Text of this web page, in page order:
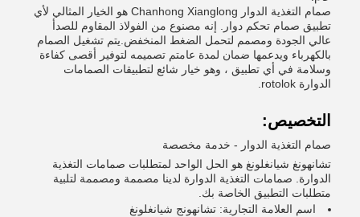
صمام التغذية الدوار Chanhong Xianglong هو الخيار المثالي لأي
تطبيق صمام تحكم دوار. إنه مصنوع من الفولاذ المقاوم للصدأ
عالي الجودة ومصمم لتحمل الضغط المنخفض.يتم تشغيل الصمام
بالكهرباء ويدعمها ضمان لمدة عامتم تصميمه لتوفير أقصى كفاءة
وسلامة في أي تطبيق ، وهو خيار شائع لتطبيقات الصمامات
الدوارة rotolok.
التخصيص:
صمام التغذية الدوار - خدمة مخصصة
تشانهونغ شيانغلونغ هو الحل الواحد لمتطلبات صمامات التغذية
الدوارة. صمامات التغذية الدوارة لدينا مصممة ومصممة لتلبية
متطلبات التطبيق الخاصة بك.
اسم العلامة التجارية: تشانهونج شيانغلونغ